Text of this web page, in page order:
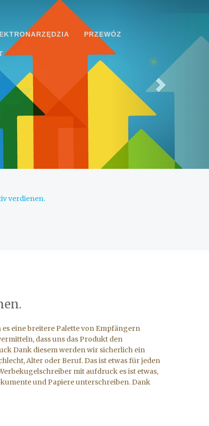
PRZEWÓZ
verdienen.
eine breitere Palette von Empfängern
dass uns das Produkt den
Dank diesem werden wir sicherlich ein
Alter oder Beruf. Das ist etwas für jeden
mit aufdruck es ist etwas,
und Papiere unterschreiben. Dank